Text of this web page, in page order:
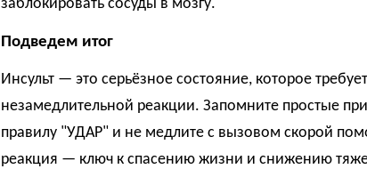
заблокировать сосуды в мозгу.
Подведем итог
Инсульт — это серьёзное состояние, которое требует
незамедлительной реакции. Запомните простые
правилу "УДАР" и не медлите с вызовом скорой
реакция — ключ к спасению жизни и снижению